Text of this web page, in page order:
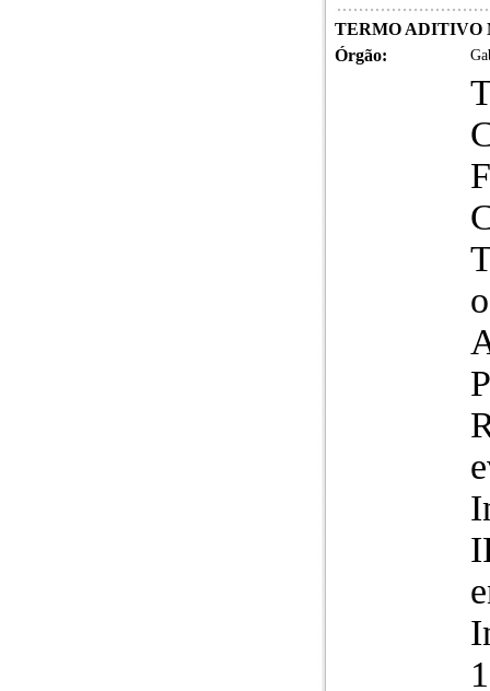
TERMO ADITIVO
Órgão: